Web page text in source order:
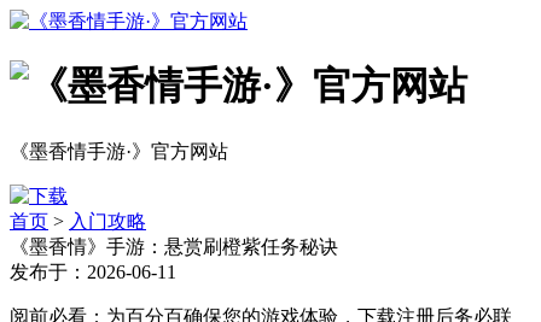
《墨香情手游·》官方网站
首页 > 入门攻略
《墨香情》手游：悬赏刷橙紫任务秘诀
发布于：2026-06-11
阅前必看：为百分百确保您的游戏体验，下载注册后务必联